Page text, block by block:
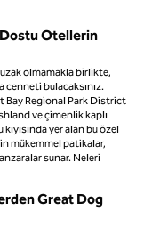
Otellerin
olmamakla birlikte,
cenneti bulacaksınız.
Bay Regional Park District
ve çimenlik kaplı
yer alan bu özel
mükemmel patikalar,
sunar. Neleri
Great Dog